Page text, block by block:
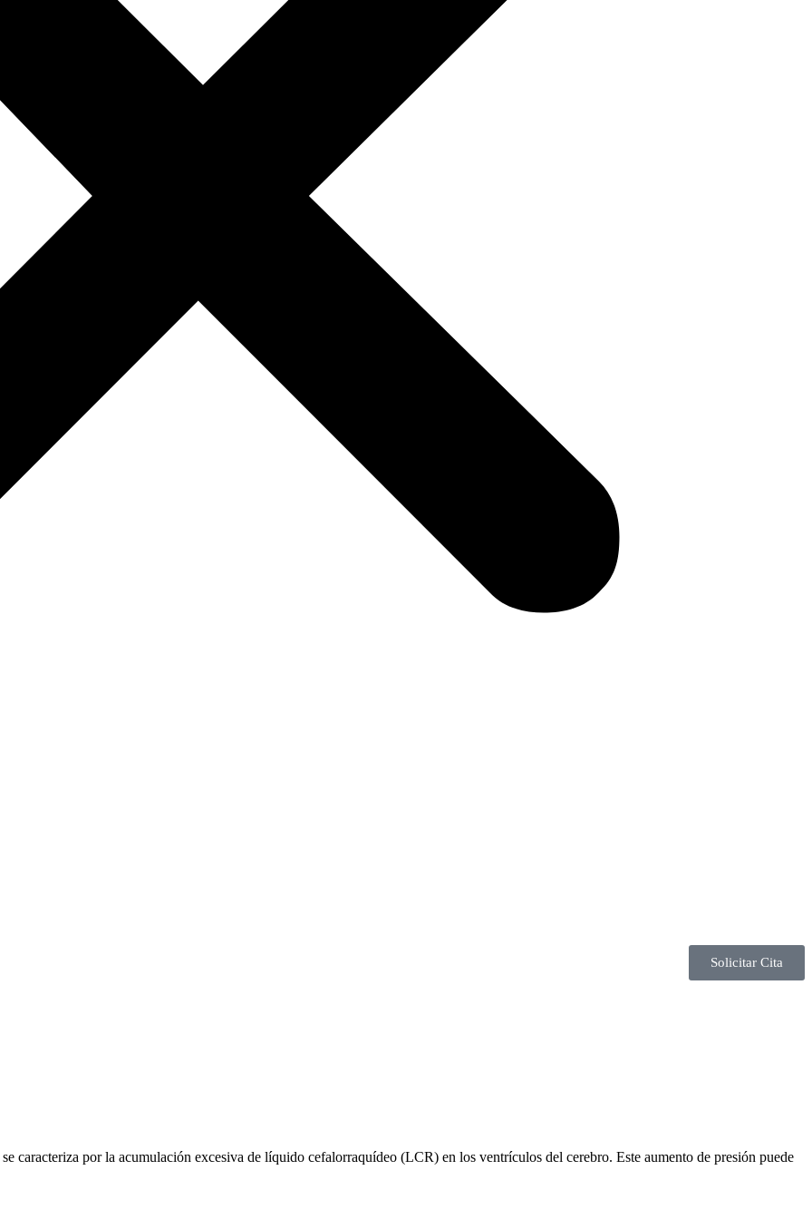
Solicitar Cita
caracteriza por la acumulación excesiva de líquido cefalorraquídeo (LCR) en los ventrículos del cerebro. Este aumento de presión puede